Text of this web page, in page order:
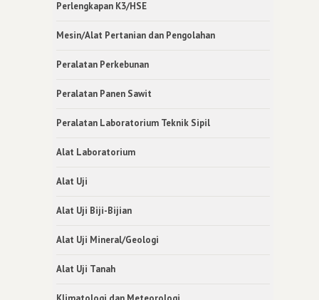
Perlengkapan K3/HSE
Mesin/Alat Pertanian dan Pengolahan
Peralatan Perkebunan
Peralatan Panen Sawit
Peralatan Laboratorium Teknik Sipil
Alat Laboratorium
Alat Uji
Alat Uji Biji-Bijian
Alat Uji Mineral/Geologi
Alat Uji Tanah